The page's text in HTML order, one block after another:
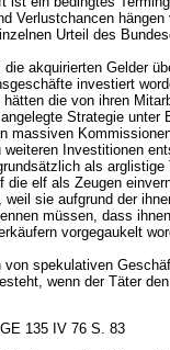
Verlustchancen
Urteil des
akquirierten Gelder
investiert
die von ihren
Strategie unter
massiven
Investitionen
als
elf als Zeugen
sie aufgrund der
müssen, dass
vorgegaukelt
spekulativen
wenn der Täter
135 IV 76 S. 83